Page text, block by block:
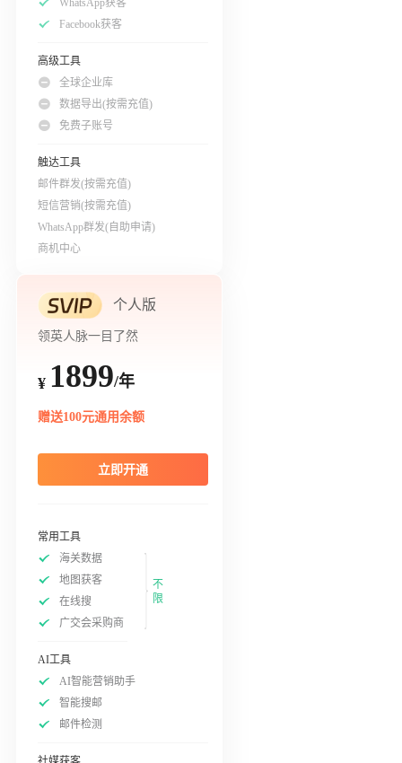
WhatsApp获客
Facebook获客
高级工具
全球企业库
数据导出(按需充值)
免费子账号
触达工具
邮件群发(按需充值)
短信营销(按需充值)
WhatsApp群发(自助申请)
商机中心
个人版
领英人脉一目了然
¥ 1899/年
赠送100元通用余额
立即开通
常用工具
海关数据
地图获客
在线搜
广交会采购商
不
限
AI工具
AI智能营销助手
智能搜邮
邮件检测